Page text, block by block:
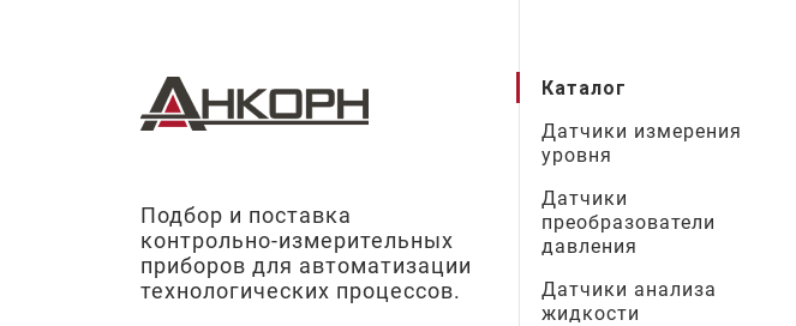
Подбор и поставка
контрольно-измерительных
приборов для автоматизации
технологических процессов.
Каталог
Датчики измерения
уровня
Датчики
преобразователи
давления
Датчики анализа
жидкости